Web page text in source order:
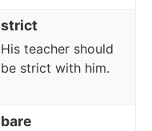
strict
His teacher should
be strict with him.
bare